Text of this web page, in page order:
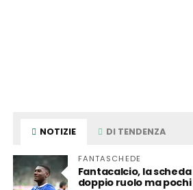
NOTIZIE DI TENDENZA
FANTASCHEDE
Fantacalcio, la
doppio ruolo ma